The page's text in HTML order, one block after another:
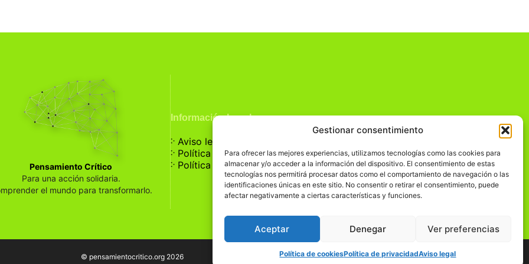
Gestionar consentimiento
Para ofrecer las mejores experiencias, utilizamos tecnologías como las cookies para
almacenar y/o acceder a la información del dispositivo. El consentimiento de estas
tecnologías nos permitirá procesar datos como el comportamiento de navegación o las
identificaciones únicas en este sitio. No consentir o retirar el consentimiento, puede
afectar negativamente a ciertas características y funciones.
Aceptar Denegar Ver preferencias
Política de cookiesPolítica de privacidadAviso legal
Pensamiento Crítico
Para una acción solidaria.
el mundo para transformarlo.
Información Legal
჻Aviso legal
჻Política de privacidad
჻Política de cookies
© pensamientocritico.org 2026